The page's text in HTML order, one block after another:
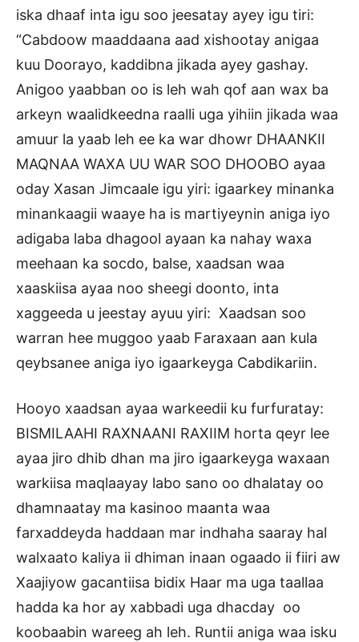
iska dhaaf inta igu soo jeesatay ayey igu tiri:
“Cabdoow maaddaana aad xishootay anigaa
kuu Doorayo, kaddibna jikada ayey gashay.
Anigoo yaabban oo is leh wah qof aan wax ba
arkeyn waalidkeedna raalli uga yihiin jikada waa
amuur la yaab leh ee ka war dhowr DHAANKII
MAQNAA WAXA UU WAR SOO DHOOBO ayaa
oday Xasan Jimcaale igu yiri: igaarkey minanka
minankaagii waaye ha is martiyeynin aniga iyo
adigaba laba dhagool ayaan ka nahay waxa
meehaan ka socdo, balse, xaadsan waa
xaaskiisa ayaa noo sheegi doonto, inta
xaggeeda u jeestay ayuu yiri: Xaadsan soo
warran hee muggoo yaab Faraxaan aan kula
qeybsanee aniga iyo igaarkeyga Cabdikariin.
Hooyo xaadsan ayaa warkeedii ku furfuratay:
BISMILAAHI RAXNAANI RAXIIM horta qeyr lee
ayaa jiro dhib dhan ma jiro igaarkeyga waxaan
warkiisa maqlaayay labo sano oo dhalatay oo
dhamnaatay ma kasinoo maanta waa
farxaddeyda haddaan mar indhaha saaray hal
walxaato kaliya ii dhiman inaan ogaado ii fiiri aw
Xaajiyow gacantiisa bidix Haar ma uga taallaa
hadda ka hor ay xabbadi uga dhacday oo
koobaabin wareeg ah leh. Runtii aniga waa isku